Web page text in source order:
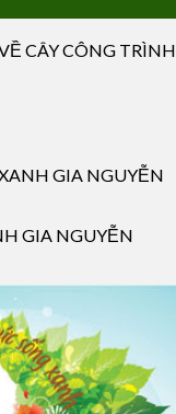
CÂY CÔNG TRÌNH
GIA NGUYỄN
GIA NGUYỄN